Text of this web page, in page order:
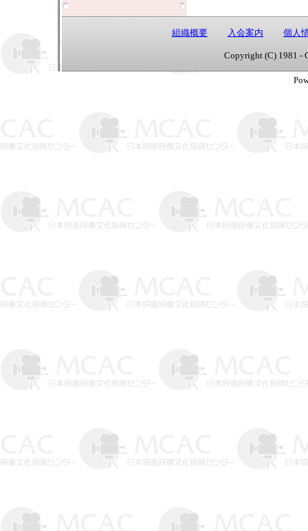
組織概要 入会案内 個人
Copyright (C) 1981 -